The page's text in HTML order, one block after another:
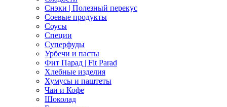
Снэки | Полезный перекус
Соевые продукты
Соусы
Специи
Суперфуды
Урбечи и пасты
Фит Парад | Fit Parad
Хлебные изделия
Хумусы и паштеты
Чаи и Кофе
Шоколад